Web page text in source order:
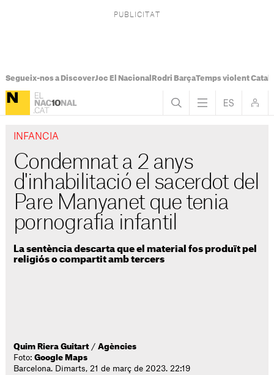
Segueix-nos a DiscoverJoc El Nacional Rodri BarçaTemps violent
INFANCIA
Condemnat a 2 anys
d'inhabilitació el sacerdot del
Pare Manyanet que tenia
pornografia infantil
La sentència descarta que el material fos produït pel
religiós o compartit amb tercers
Quim Riera Guitart /Agències
Foto:Google Maps
Barcelona. Dimarts, 21 de març de 2023. 22:19